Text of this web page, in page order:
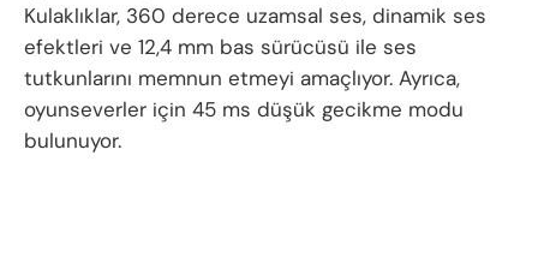
Kulaklıklar, 360 derece uzamsal ses, dinamik ses
efektleri ve 12,4 mm bas sürücüsü ile ses
tutkunlarını memnun etmeyi amaçlıyor. Ayrıca,
oyunseverler için 45 ms düşük gecikme modu
bulunuyor.